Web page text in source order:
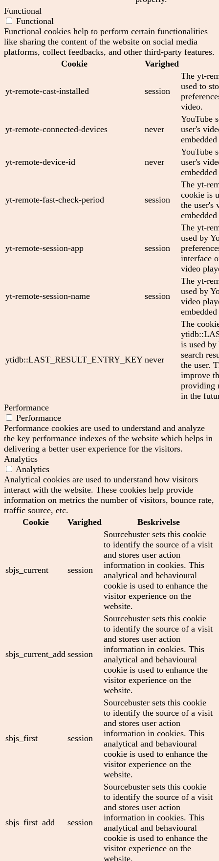
Functional
Functional
Functional cookies help to perform certain functionalities
like sharing the content of the website on social media
platforms, collect feedbacks, and other third-party features.
Cookie
Varighed
yt-remote-cast-installed session
The yt-
used to
video.
yt-remote-connected-devices never
YouTube
user's
yt-remote-device-id never
YouTube
user's
yt-remote-fast-check-period session
The yt-
cookie is
the user's
yt-remote-session-app session
The yt-
used by
interface
video
yt-remote-session-name session
The yt-
used by
video
ytidb::LAST_RESULT_ENTRY_KEY never
The
is used by
search
the user.
improve
providing
in the
Performance
Performance
Performance cookies are used to understand and analyze
the key performance indexes of the website which helps in
delivering a better user experience for the visitors.
Analytics
Analytics
Analytical cookies are used to understand how visitors
interact with the website. These cookies help provide
information on metrics the number of visitors, bounce rate,
traffic source, etc.
Cookie
Varighed Beskrivelse
sbjs_current session
Sourcebuster sets this cookie
to identify the source of a visit
and stores user action
information in cookies. This
analytical and behavioural
cookie is used to enhance the
visitor experience on the
website.
sbjs_current_add session
Sourcebuster sets this cookie
to identify the source of a visit
and stores user action
information in cookies. This
analytical and behavioural
cookie is used to enhance the
visitor experience on the
website.
sbjs_first session
Sourcebuster sets this cookie
to identify the source of a visit
and stores user action
information in cookies. This
analytical and behavioural
cookie is used to enhance the
visitor experience on the
website.
sbjs_first_add session
Sourcebuster sets this cookie
to identify the source of a visit
and stores user action
information in cookies. This
analytical and behavioural
cookie is used to enhance the
visitor experience on the
website.